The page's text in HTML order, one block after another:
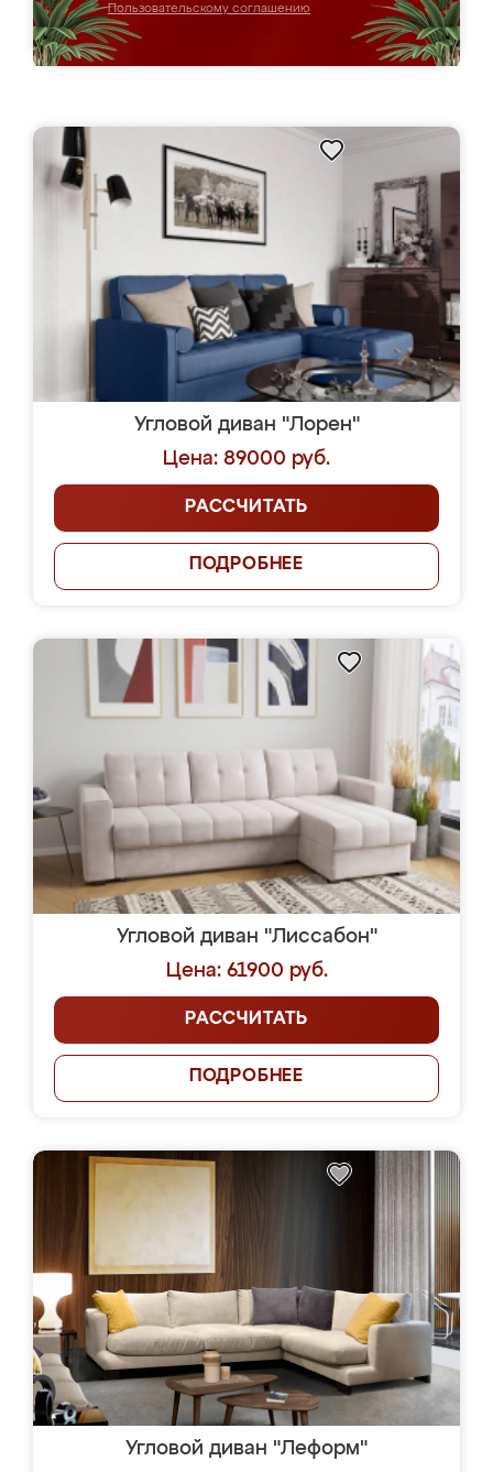
Пользовательскому соглашению
Угловой диван "Лорен"
Цена: 89000 руб.
РАССЧИТАТЬ
ПОДРОБНЕЕ
Угловой диван "Лиссабон"
Цена: 61900 руб.
РАССЧИТАТЬ
ПОДРОБНЕЕ
Угловой диван "Леформ"